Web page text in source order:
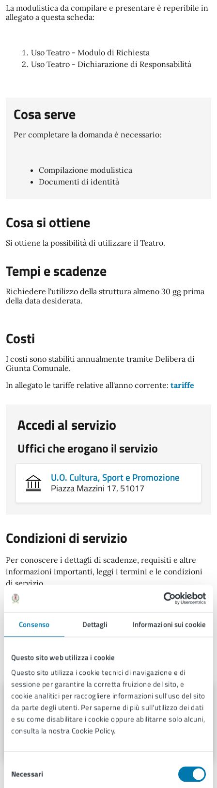
Consenso Dettagli Informazioni sui cookie
Questo sito web utilizza i cookie
Questo sito utilizza i cookie tecnici di navigazione e di
sessione per garantire la corretta fruizione del sito, e
cookie analitici per raccogliere informazioni sull'uso del sito
da parte degli utenti. Per saperne di più sull'utilizzo dei dati
e su come disabilitare i cookie oppure abilitarne solo alcuni,
consulta la nostra Cookie Policy.
delNecessari
La modulistica da compilare e presentare è reperibile in
allegato a questa scheda:
Uso Teatro - Modulo di Richiesta
Uso Teatro - Dichiarazione di Responsabilità
Cosa serve
Per completare la domanda è necessario:
Compilazione modulistica
Documenti di identità
Cosa si ottiene
Si ottiene la possibilità di utilizzare il Teatro.
Tempi e scadenze
Richiedere l'utilizzo della struttura almeno 30 gg prima
della data desiderata.
Costi
I costi sono stabiliti annualmente tramite Delibera di
Giunta Comunale.
In allegato le tariffe relative all'anno corrente: tariffe
Accedi al servizio
Uffici che erogano il servizio
U.O. Cultura, Sport e Promozione
Piazza Mazzini 17, 51017
Condizioni di servizio
Per conoscere i dettagli di scadenze, requisiti e altre
informazioni importanti, leggi i termini e le condizioni
di servizio.
Termini e condizioni di servizio (PDF 88.97
Contatti
Ufficio Cultura, Sport e Promozione
Telefono:0572492257
E-mail:cultura@comune.pescia.pt.it
Indirizzo: Piazza Mazzini 23